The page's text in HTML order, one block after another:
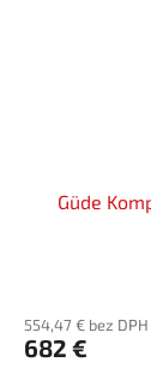
Güde
554,47 € bez DPH
682 €